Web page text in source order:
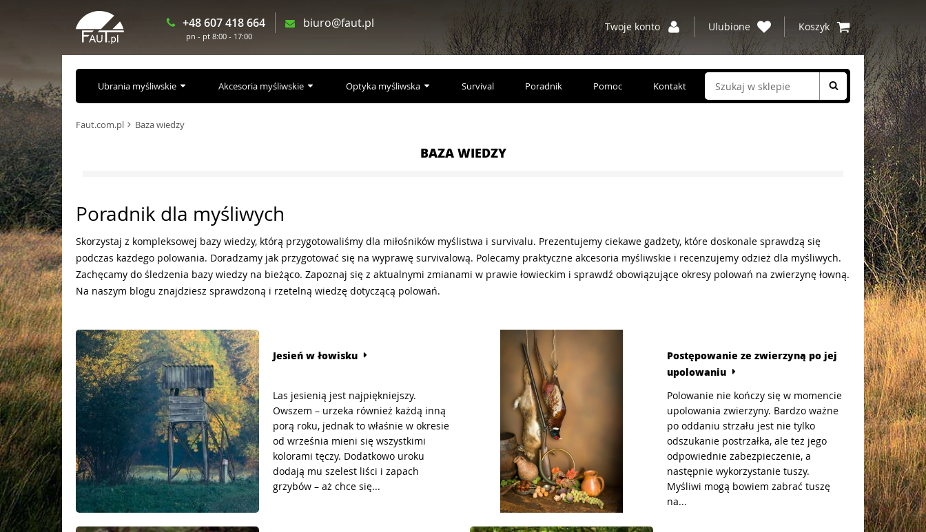
+48 607 418 664
pn - pt 8:00 - 17:00
biuro@faut.pl Twoje konto Ulubione Koszyk
Ubrania myśliwskie Akcesoria myśliwskie Optyka myśliwska Survival Poradnik Pomoc Kontakt
Faut.com.pl Baza wiedzy
BAZA WIEDZY
Poradnik dla myśliwych
Skorzystaj z kompleksowej bazy wiedzy, którą przygotowaliśmy dla miłośników myślistwa i survivalu. Prezentujemy ciekawe gadżety, które doskonale sprawdzą się
podczas każdego polowania. Doradzamy jak przygotować się na wyprawę survivalową. Polecamy praktyczne akcesoria myśliwskie i recenzujemy odzież dla myśliwych.
Zachęcamy do śledzenia bazy wiedzy na bieżąco. Zapoznaj się z aktualnymi zmianami w prawie łowieckim i sprawdź obowiązujące okresy polowań na zwierzynę łowną.
Na naszym blogu znajdziesz sprawdzoną i rzetelną wiedzę dotyczącą polowań.
Jesień w łowisku
Las jesienią jest najpiękniejszy.
Owszem – urzeka również każdą inną
porą roku, jednak to właśnie w okresie
od września mieni się wszystkimi
kolorami tęczy. Dodatkowo uroku
dodają mu szelest liści i zapach
grzybów – aż chce się...
Postępowanie ze zwierzyną po jej
upolowaniu
Polowanie nie kończy się w momencie
upolowania zwierzyny. Bardzo ważne
po oddaniu strzału jest nie tylko
odszukanie postrzałka, ale też jego
odpowiednie zabezpieczenie, a
następnie wykorzystanie tuszy.
Myśliwi mogą bowiem zabrać tuszę
na...